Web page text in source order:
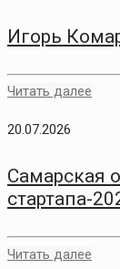
Игорь
Читать далее
20.07.2026
Самарская
стартапа-
Читать далее